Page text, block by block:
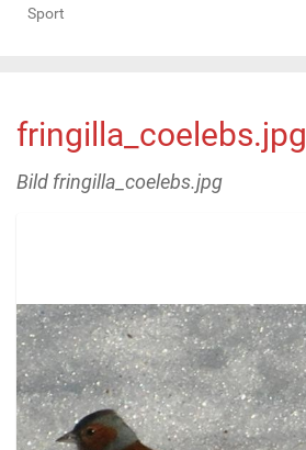
Sport
fringilla_coelebs.jpg
Bild fringilla_coelebs.jpg